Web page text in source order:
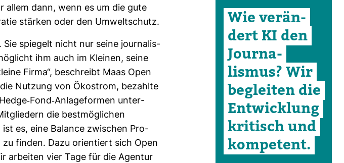
allem dann, wenn es um die gute
stärken oder den Umwelt­schutz.
Sie spie­gelt nicht nur seine jour­na­lis­
ihm auch im Kleinen, seine
Firma“, beschreibt Maas Open
Nut­zung von Öko­strom, bezahlte
​Fond-​Anla­ge­formen unter­
die best­mög­li­chen
es, eine Balance zwi­schen Pro­
finden. Dazu ori­en­tiert sich Open
arbeiten vier Tage für die Agentur
Wie ver­än­
dert KI den
Jour­na­
lismus? Wir
begleiten die
Ent­wick­lung
kri­tisch und
kom­pe­tent.